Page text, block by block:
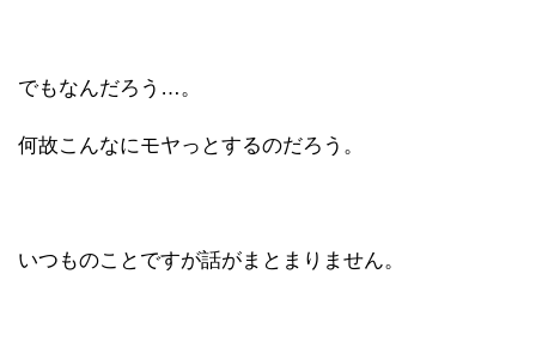
でもなんだろう…。
何故こんなにモヤっとするのだろう。
いつものことですが話がまとまりません。